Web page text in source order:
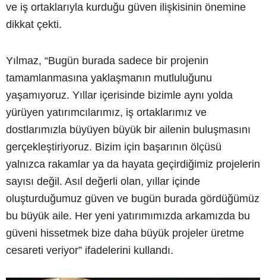
ve iş ortaklarıyla kurduğu güven ilişkisinin önemine
dikkat çekti.
Yılmaz, “Bugün burada sadece bir projenin
tamamlanmasına yaklaşmanın mutluluğunu
yaşamıyoruz. Yıllar içerisinde bizimle aynı yolda
yürüyen yatırımcılarımız, iş ortaklarımız ve
dostlarımızla büyüyen büyük bir ailenin buluşmasını
gerçekleştiriyoruz. Bizim için başarının ölçüsü
yalnızca rakamlar ya da hayata geçirdiğimiz projelerin
sayısı değil. Asıl değerli olan, yıllar içinde
oluşturduğumuz güven ve bugün burada gördüğümüz
bu büyük aile. Her yeni yatırımımızda arkamızda bu
güveni hissetmek bize daha büyük projeler üretme
cesareti veriyor” ifadelerini kullandı.